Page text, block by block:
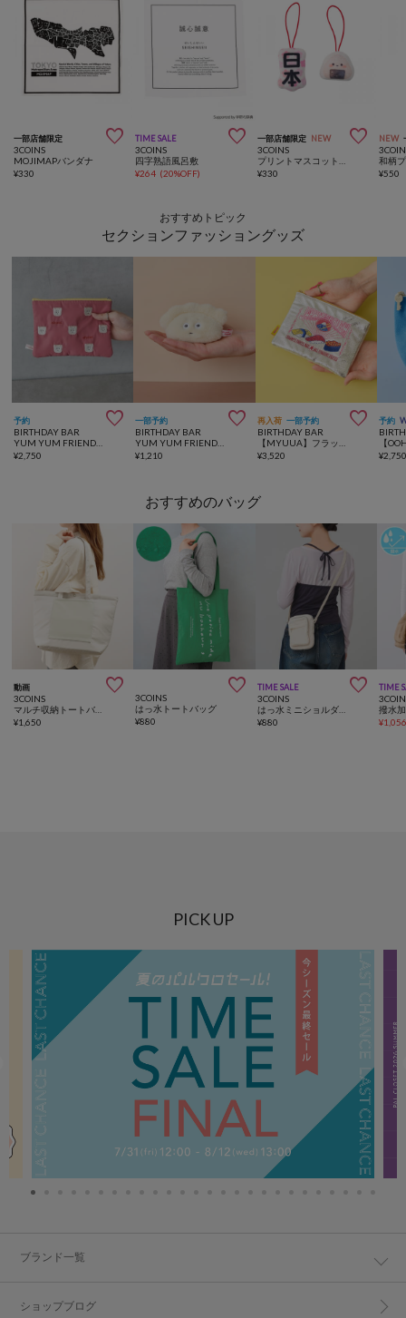
一部店舗限定 
3COINS
MOJIMAPバンダナ
¥330
TIME SALE 
3COINS
四字熟語風呂敷
¥264 (20%OFF)
一部店舗限定 NEW 
3COINS
¥330
NEW
¥550
おすすめトピック
セクションファッショングッズ
予約 
BIRTHDAY BAR
¥2,750
一部予約 
BIRTHDAY BAR
¥1,210
再入荷 一部予約 
BIRTHDAY BAR
¥3,520
予約
¥
おすすめのバッグ
動画 
3COINS
¥1,650

3COINS
はっ水トートバッグ
¥880
TIME SALE 
3COINS
はっ水ミニショルダーバッグ
¥880
TIME
¥
PICK UP
ブランド一覧
ショップブログ